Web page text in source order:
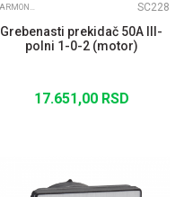
HARMONY K 30A-150A SC228
Grebenasti prekidač 50A III-
polni 1-0-2 (motor)
17.651,00 RSD